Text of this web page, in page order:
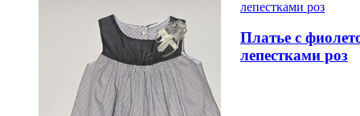
Платье с
лепестками роз